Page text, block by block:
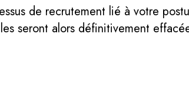
de recrutement lié à votre
seront alors définitivement